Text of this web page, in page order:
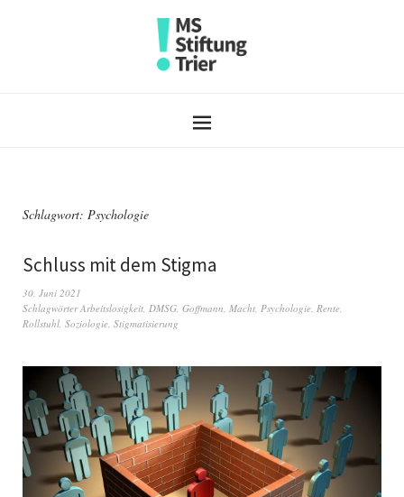
Schlagwort: Psychologie
Schluss mit dem Stigma
30. Juni 2021
SchlagwörterArbeitslosigkeit DMSG Goffmann Macht Psychologie Rente
Rollstuhl Soziologie Stigmatisierung